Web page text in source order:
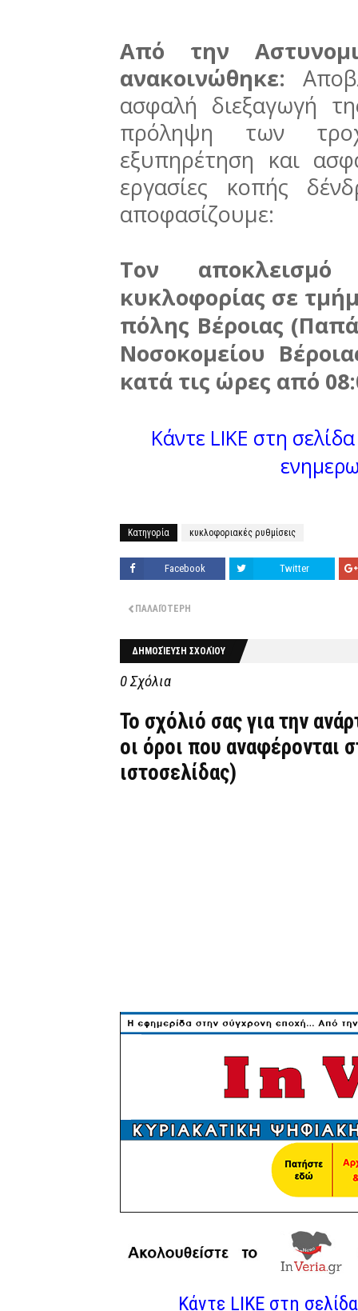
Από την
ανακοινώθηκε:
ασφαλή διεξαγωγή
πρόληψη των
εξυπηρέτηση και
εργασίες κοπής
αποφασίζουμε:
Τον
κυκλοφορίας σε
πόλης Βέροιας
Νοσοκομείου
κατά τις ώρες από
Κάντε LIKE στη
Κατηγορία κυκλοφοριακές ρυθμίσεις
Facebook Twitter
ΠΑΛΑΙΌΤΕΡΗ
ΔΗΜΟΣΊΕΥΣΗ ΣΧΟΛΊΟΥ
0 Σχόλια
Το σχόλιό σας για την
οι όροι που αναφέρονται
ιστοσελίδας)
Κάντε LIKE στη